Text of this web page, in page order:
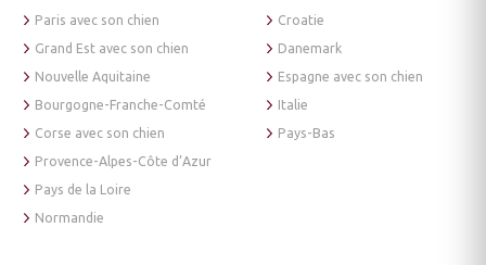
Paris avec son chien
Grand Est avec son chien
Nouvelle Aquitaine
Bourgogne-Franche-Comté
Corse avec son chien
Provence-Alpes-Côte d’Azur
Pays de la Loire
Normandie
Croatie
Danemark
Espagne avec son chien
Italie
Pays-Bas